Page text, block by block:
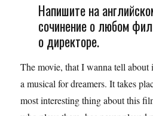
Напишите на
сочинение о любом
о директоре.
The movie, that I wanna tell about
a musical for dreamers. It takes
most interesting thing about this